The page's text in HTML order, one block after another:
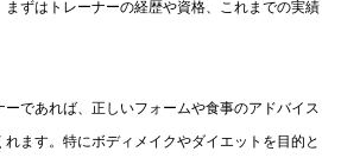
ずはトレーナーの経歴や資格、これまでの実績
であれば、正しいフォームや食事のアドバイス
ます。特にボディメイクやダイエットを目的と